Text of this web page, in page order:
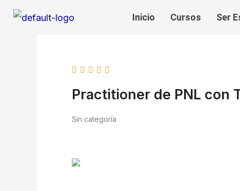
Inicio Cursos Ser
Practitioner de PNL con
Sin categoría